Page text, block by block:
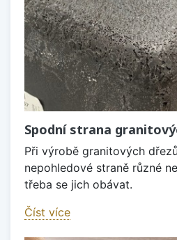
Spodní strana
Při výrobě granitových
nepohledové straně různé
třeba se jich obávat.
Číst více